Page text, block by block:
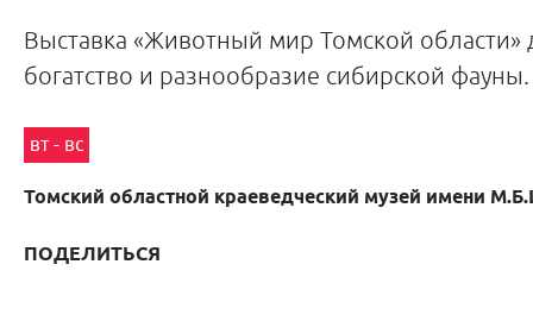
Выставка «Животный мир Томской области»
богатство и разнообразие сибирской фауны.
вт - вс
Томский областной краеведческий музей имени
ПОДЕЛИТЬСЯ